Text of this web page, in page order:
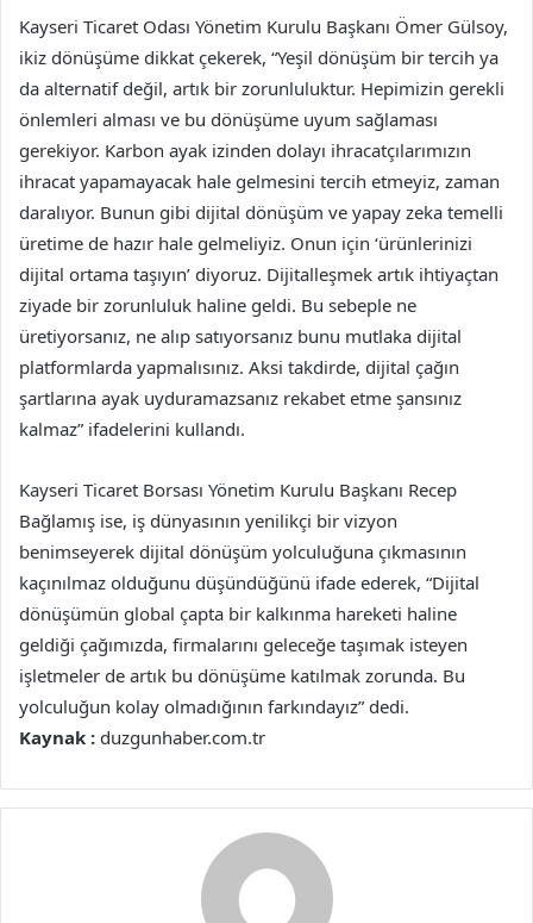
Kayseri Ticaret Odası Yönetim Kurulu Başkanı Ömer Gülsoy,
ikiz dönüşüme dikkat çekerek, “Yeşil dönüşüm bir tercih ya
da alternatif değil, artık bir zorunluluktur. Hepimizin gerekli
önlemleri alması ve bu dönüşüme uyum sağlaması
gerekiyor. Karbon ayak izinden dolayı ihracatçılarımızın
ihracat yapamayacak hale gelmesini tercih etmeyiz, zaman
daralıyor. Bunun gibi dijital dönüşüm ve yapay zeka temelli
üretime de hazır hale gelmeliyiz. Onun için ‘ürünlerinizi
dijital ortama taşıyın’ diyoruz. Dijitalleşmek artık ihtiyaçtan
ziyade bir zorunluluk haline geldi. Bu sebeple ne
üretiyorsanız, ne alıp satıyorsanız bunu mutlaka dijital
platformlarda yapmalısınız. Aksi takdirde, dijital çağın
şartlarına ayak uyduramazsanız rekabet etme şansınız
kalmaz” ifadelerini kullandı.
Kayseri Ticaret Borsası Yönetim Kurulu Başkanı Recep
Bağlamış ise, iş dünyasının yenilikçi bir vizyon
benimseyerek dijital dönüşüm yolculuğuna çıkmasının
kaçınılmaz olduğunu düşündüğünü ifade ederek, “Dijital
dönüşümün global çapta bir kalkınma hareketi haline
geldiği çağımızda, firmalarını geleceğe taşımak isteyen
işletmeler de artık bu dönüşüme katılmak zorunda. Bu
yolculuğun kolay olmadığının farkındayız” dedi.
Kaynak : duzgunhaber.com.tr